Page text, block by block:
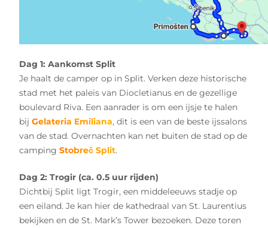
Dag 1: Aankomst Split
Je haalt de camper op in Split. Verken deze historische
stad met het paleis van Diocletianus en de gezellige
boulevard Riva. Een aanrader is om een ijsje te halen
bij Gelateria Emiliana, dit is een van de beste ijssalons
van de stad. Overnachten kan net buiten de stad op de
camping Stobreč Split.
Dag 2: Trogir (ca. 0.5 uur rijden)
Dichtbij Split ligt Trogir, een middeleeuws stadje op
een eiland. Je kan hier de kathedraal van St. Laurentius
bekijken en de St. Mark’s Tower bezoeken. Deze toren